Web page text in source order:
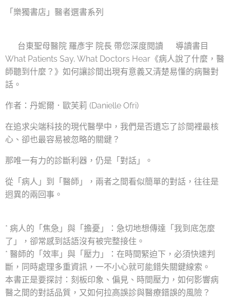
「樂獨書店」醫者選書系列
📖 台東聖母醫院 羅彥宇 院長 帶您深度閱讀💡 導讀書目
What Patients Say, What Doctors Hear《病人說了什麼，醫
師聽到什麼？》如何讓診間出現有意義又清楚易懂的病醫對
話。
作者：丹妮爾．歐芙莉 (Danielle Ofri)
在追求尖端科技的現代醫學中，我們是否遺忘了診間裡最核
心、卻也最容易被忽略的關鍵？
那唯一有力的診斷利器，仍是「對話」。
從「病人」到「醫師」，兩者之間看似簡單的對話，往往是
迥異的兩回事。
* 病人的「焦急」與「擔憂」：急切地想傳達「我到底怎麼
了」，卻常感到話語沒有被完整接住。
* 醫師的「效率」與「壓力」：在時間緊迫下，必須快速判
斷，同時處理多重資訊，一不小心就可能錯失關鍵線索。
本書正是要探討：刻板印象、偏見、時間壓力，如何影響病
醫之間的對話品質，又如何拉高誤診與醫療錯誤的風險？